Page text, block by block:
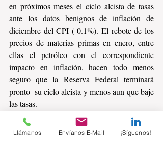
en próximos meses el ciclo alcista de tasas
ante los datos benignos de inflación de
diciembre del CPI (-0.1%). El rebote de los
precios de materias primas en enero, entre
ellas el petróleo con el correspondiente
impacto en inflación, hacen todo menos
seguro que la Reserva Federal terminará
pronto  su ciclo alcista y menos aun que baje
las tasas.
Asimismo, existe el riesgo de que el impulso
Llámanos Envíanos E-Mail ¡Síguenos!